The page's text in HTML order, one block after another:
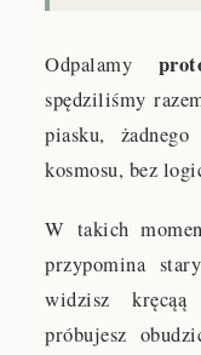
Odpalamy
spędziliśmy
piasku,
kosmosu, bez
W takich
przypomina
widzisz
próbujesz